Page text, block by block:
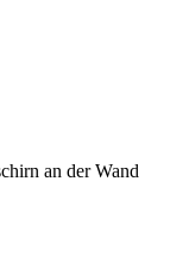
an der Wand